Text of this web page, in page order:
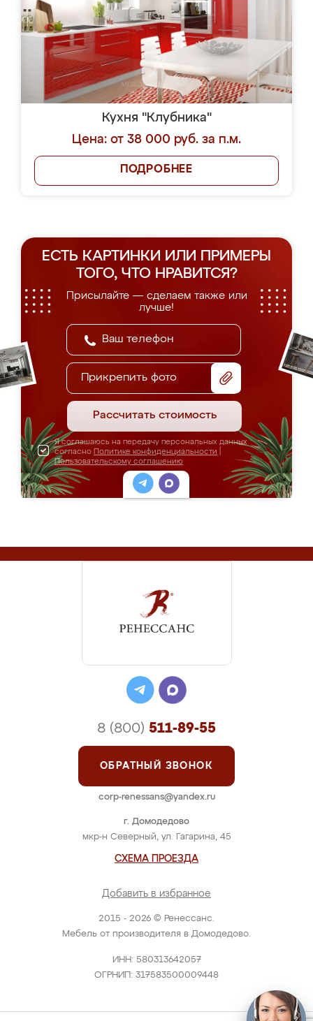
Кухня "Клубника"
Цена: от 38 000 руб. за п.м.
ПОДРОБНЕЕ
ЕСТЬ КАРТИНКИ ИЛИ ПРИМЕРЫ
ТОГО, ЧТО НРАВИТСЯ?
Присылайте — сделаем также или
лучше!
Прикрепить фото
Рассчитать стоимость
Я соглашаюсь на передачу персональных данных
согласно Политике конфиденциальности
Пользовательскому соглашению
2015 - 2026 © Ренессанс.
Мебель от производителя в Домодедово.
ИНН: 580313642057
ОГРНИП: 317583500009448
г. Домодедово
мкр-н Северный, ул. Гагарина, 45
СХЕМА ПРОЕЗДА
Добавить в избранное
8 (800) 511-89-55
ОБРАТНЫЙ ЗВОНОК
corp-renessans@yandex.ru